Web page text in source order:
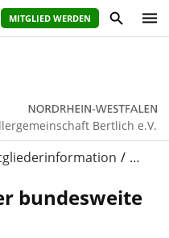
MITGLIED WERDEN
Bertlich e.V.
…
bundesweite